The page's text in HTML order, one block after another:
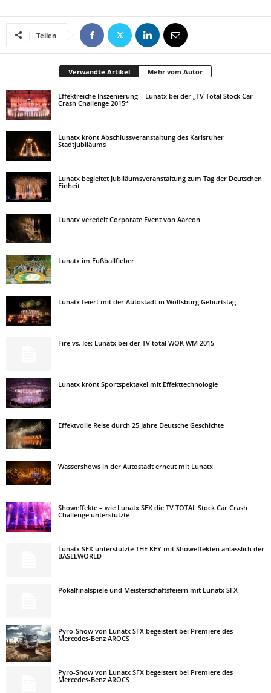
Teilen
Verwandte Artikel Mehr vom Autor
Effektreiche Inszenierung – Lunatx bei der „TV Total Stock Car
Crash Challenge 2015“
Lunatx krönt Abschlussveranstaltung des Karlsruher
Stadtjubiläums
Lunatx begleitet Jubiläumsveranstaltung zum Tag der Deutschen
Einheit
Lunatx veredelt Corporate Event von Aareon
Lunatx im Fußballfieber
Lunatx feiert mit der Autostadt in Wolfsburg Geburtstag
Fire vs. Ice: Lunatx bei der TV total WOK WM 2015
Lunatx krönt Sportspektakel mit Effekttechnologie
Effektvolle Reise durch 25 Jahre Deutsche Geschichte
Wassershows in der Autostadt erneut mit Lunatx
Showeffekte – wie Lunatx SFX die TV TOTAL Stock Car Crash
Challenge unterstützte
Lunatx SFX unterstützte THE KEY mit Showeffekten anlässlich der
BASELWORLD
Pokalfinalspiele und Meisterschaftsfeiern mit Lunatx SFX
Pyro-Show von Lunatx SFX begeistert bei Premiere des
Mercedes-Benz AROCS
Pyro-Show von Lunatx SFX begeistert bei Premiere des
Mercedes-Benz AROCS